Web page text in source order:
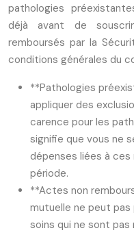
pathologies
déjà avant de
remboursés par la
conditions générales du
**Pathologies
appliquer des
carence pour les
signifie que vous ne
dépenses liées à
période.
**Actes non
mutuelle ne peut
soins qui ne sont